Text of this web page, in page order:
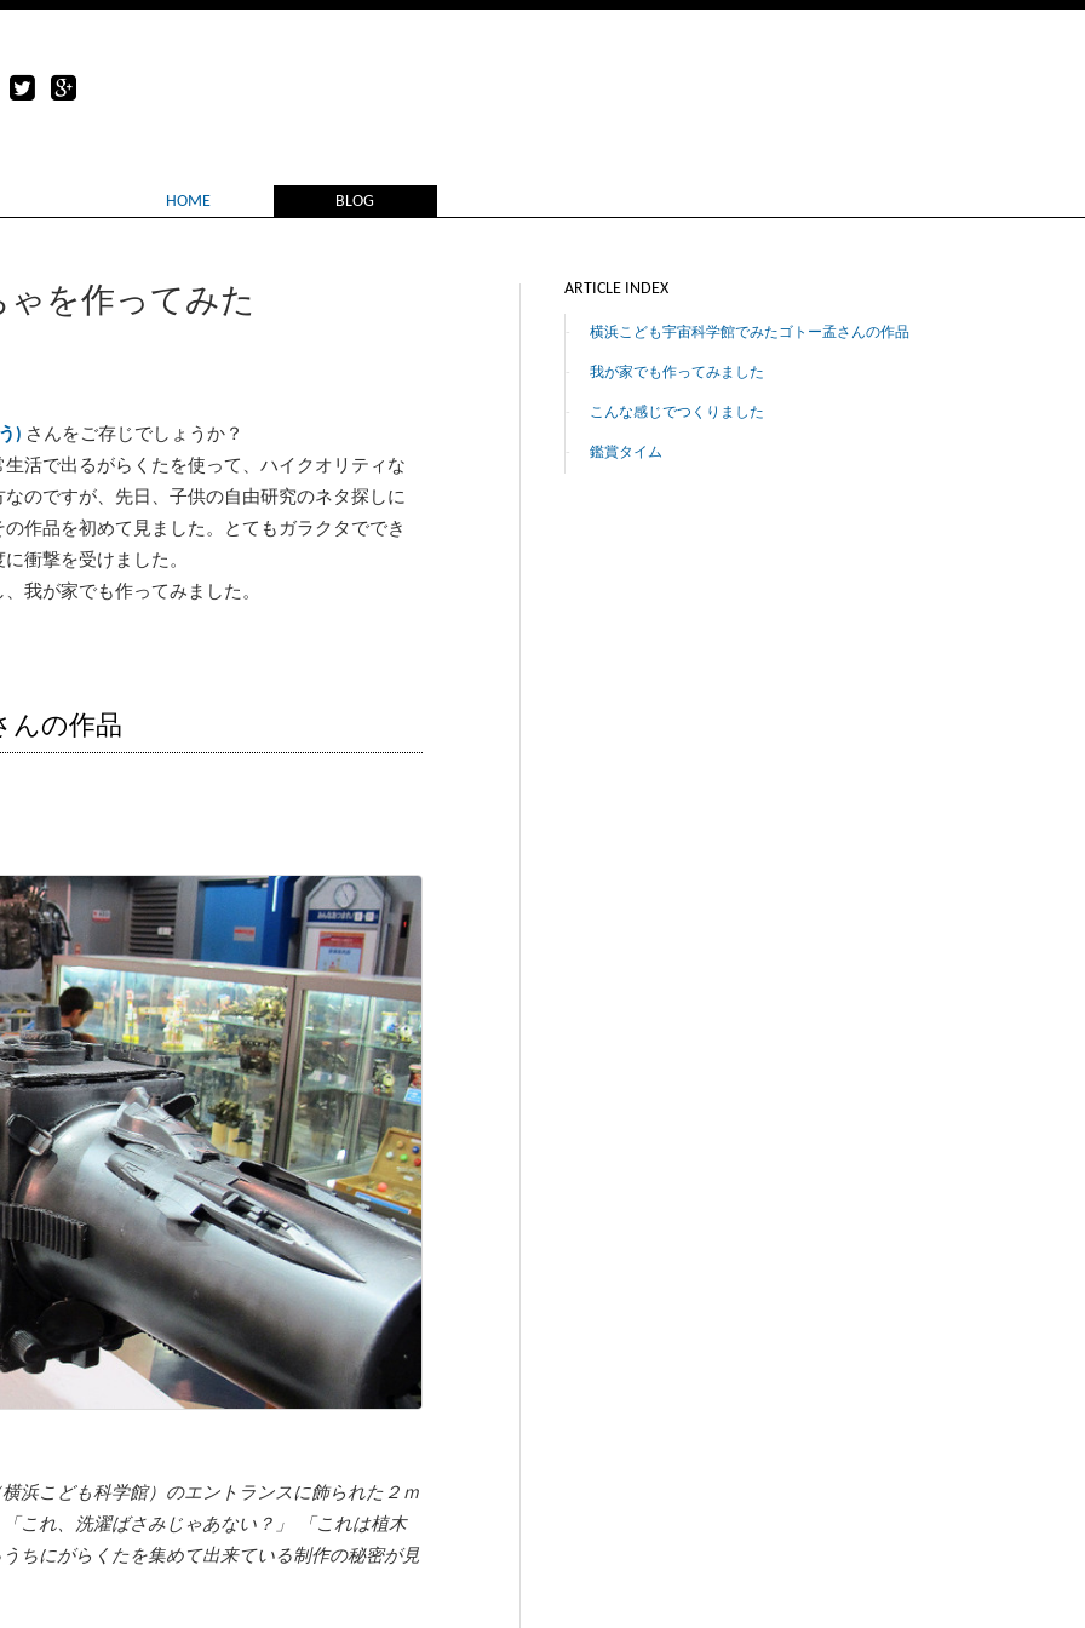
HOME BLOG
を作ってみた
) さんをご存じでしょうか？
活で出るがらくたを使って、ハイクオリティな
のですが、先日、子供の自由研究のネタ探しに
作品を初めて見ました。とてもガラクタででき
衝撃を受けました。
我が家でも作ってみました。
んの作品
浜こども科学館）のエントランスに飾られた２ｍ
これ、洗濯ばさみじゃあない？」 「これは植木
にがらくたを集めて出来ている制作の秘密が見
ARTICLE INDEX
横浜こども宇宙科学館でみたゴトー孟さんの作品
我が家でも作ってみました
こんな感じでつくりました
鑑賞タイム